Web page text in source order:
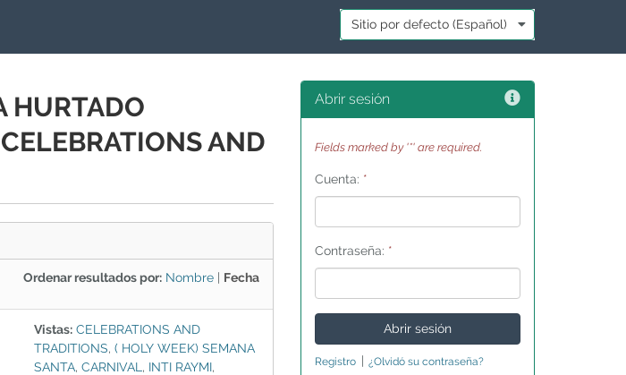
Idioma:
HURTADO
AND
Ordenar resultados por: Nombre | Fecha
Vistas: CELEBRATIONS AND
TRADITIONS, ( HOLY WEEK) SEMANA
SANTA, CARNIVAL , INTI RAYMI,
Abrir sesión Ayuda
Fields marked by '*' are required.
Cuenta: *
Contraseña: *
Registro ¿Olvidó su contraseña?